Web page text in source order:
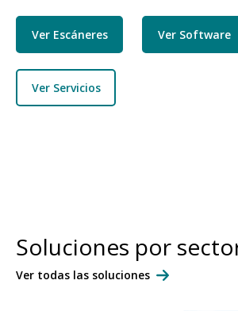
Ver Escáneres Ver Software
Ver Servicios
Soluciones por
Ver todas las soluciones